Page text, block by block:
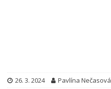
26. 3. 2024 Pavlína Nečasová